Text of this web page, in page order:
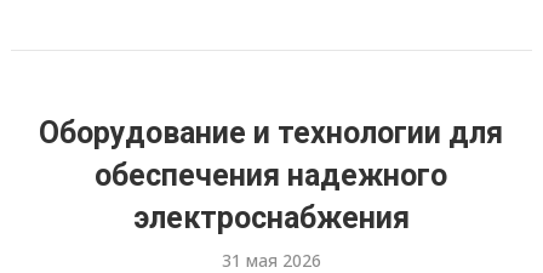
Оборудование и технологии для
обеспечения надежного
электроснабжения
31 мая 2026